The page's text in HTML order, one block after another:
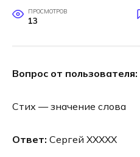
ПРОСМОТРОВ
13
Вопрос от пользователя:
Стих — значение слова
Ответ: Сергей XXXXX